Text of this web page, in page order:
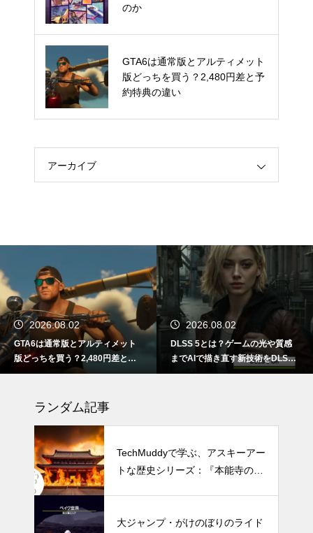
のか
GTA6は通常版とアルティメット
版どっちを買う？2,480円差と予
約特典の違い
のか
GTA6は通常版とアルティメット
版どっちを買う？2,480円差と予
約特典の違い
アーカイブ
2026.08.02
GTA6は通常版とアルティメット
版どっちを買う？2,480円差と予
約特典の違い
2026.08.02
DLSS 5とは？ゲームの光や質感
までAIで描き直す新技術をDLSS
4.5と比較
ランダム記事
TechMuddyで学ぶ、アスキーアー
トな歴史シリーズ：『本能寺の
大ジャンプ・がけのぼりのライド